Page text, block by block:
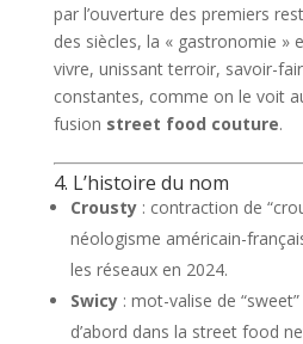
par l’ouverture des premiers
des siècles, la « gastronomie »
vivre, unissant terroir, savoir-
constantes, comme on le voit
fusion street food couture.
4. L’histoire du nom
Crousty: contraction de
néologisme américain-
les réseaux en 2024.
Swicy: mot-valise de “sweet”
d’abord dans la street food